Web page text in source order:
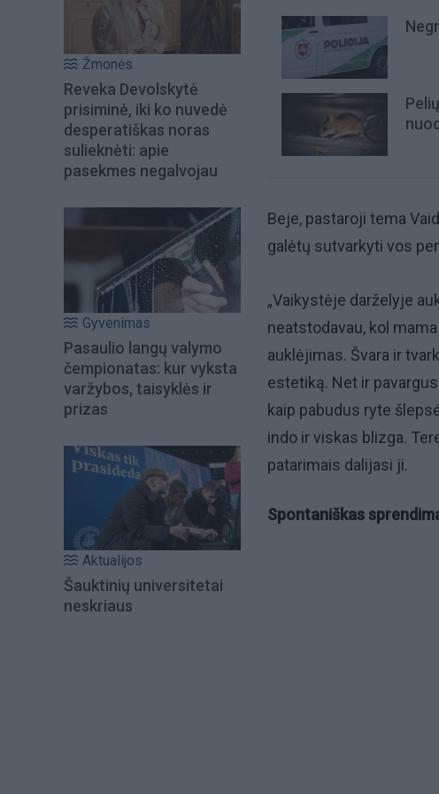
Žmonės
Reveka Devolskytė
prisiminė, iki ko nuvedė
desperatiškas noras
sulieknėti: apie
pasekmes negalvojau
Gyvenimas
Pasaulio langų valymo
čempionatas: kur vyksta
varžybos, taisyklės ir
prizas
Aktualijos
Šauktinių universitetai
neskriaus
Beje, pastaroji tema
galėtų sutvarkyti vos
„Vaikystėje darželyje
neatstodavau, kol
auklėjimas. Švara ir
estetiką. Net ir
kaip pabudus ryte
indo ir viskas blizga.
patarimais dalijasi ji.
Spontaniškas